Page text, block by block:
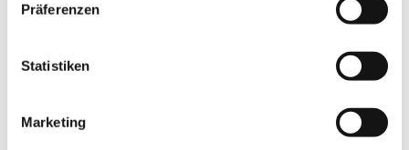
Präferenzen
Statistiken
Marketing